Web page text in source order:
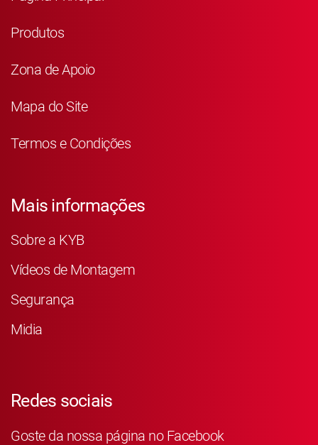
Produtos
Zona de Apoio
Mapa do Site
Termos e Condições
Mais informações
Sobre a KYB
Vídeos de Montagem
Segurança
Midia
Redes sociais
Goste da nossa página no Facebook